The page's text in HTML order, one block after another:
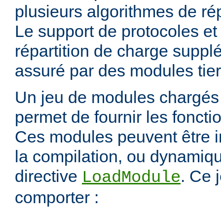
plusieurs algorithmes de
Le support de protocoles
répartition de charge
assuré par des modules
Un jeu de modules
permet de fournir les
Ces modules peuvent être
la compilation, ou
directive LoadModule. Ce
comporter :